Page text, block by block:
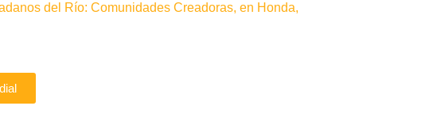
del Río: Comunidades Creadoras, en Honda,